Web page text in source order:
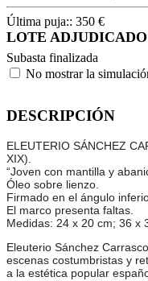
Última puja:: 350 €
LOTE ADJUDICADO
Subasta finalizada
No mostrar la
DESCRIPCIÓN
ELEUTERIO SÁNCHEZ
XIX).
“Joven con mantilla y
Óleo sobre lienzo.
Firmado en el ángulo
El marco presenta faltas.
Medidas: 24 x 20 cm; 36 x
Eleuterio Sánchez
escenas costumbristas y
a la estética popular